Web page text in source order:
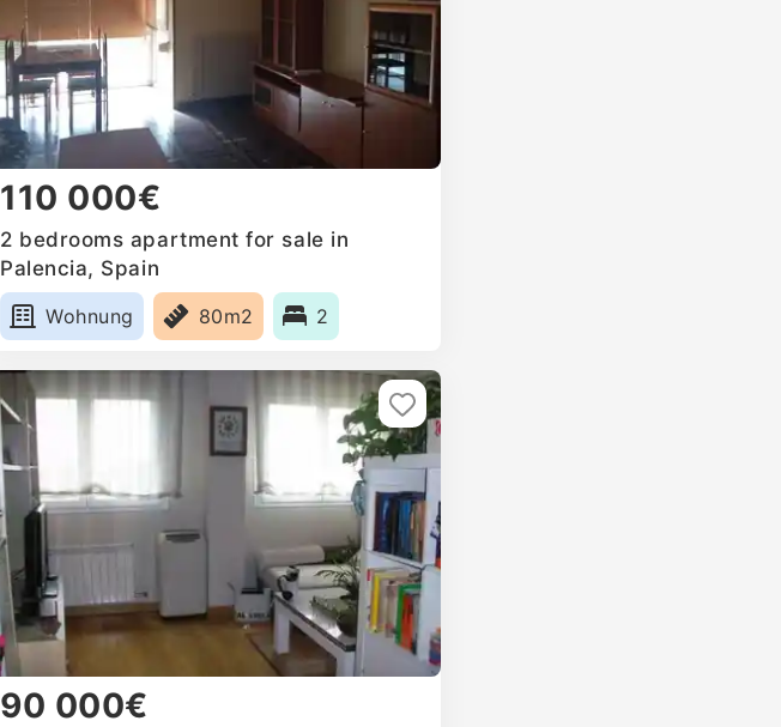
110 000€
2 bedrooms apartment for sale in
Palencia, Spain
Wohnung
80m2 2
90 000€